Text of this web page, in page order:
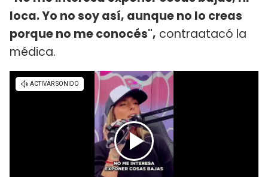
loca. Yo no soy así, aunque no lo creas
porque no me conocés", contraatacó la
médica.